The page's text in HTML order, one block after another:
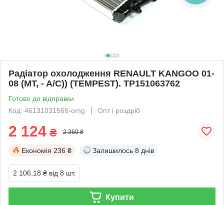
Радіатор охолодження RENAULT KANGOO 01-
08 (MT, - A/C)) (TEMPEST). TP151063762
Готово до відправки
Код: 46131031566-omg
Опт і роздріб
2 124 ₴ 2 360 ₴
Економія 236 ₴ Залишилось 8 днів
2 106,18 ₴ від 8 шт.
Купити